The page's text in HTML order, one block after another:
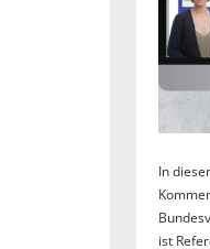
In
ist